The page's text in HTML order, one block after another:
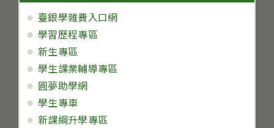
臺銀學雜費入口網
學習歷程專區
新生專區
學生課業輔導專區
圓夢助學網
學生專車
新課綱升學專區